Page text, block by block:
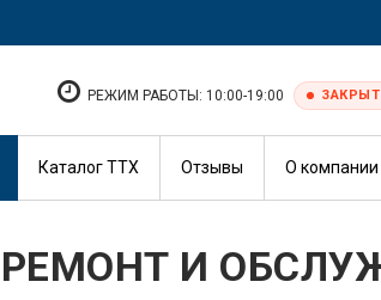
РЕЖИМ РАБОТЫ: 10:00-19:00
Каталог ТТХ Отзывы О компании
РЕМОНТ И